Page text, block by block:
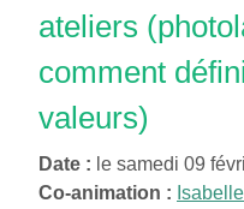
ateliers
comment
valeurs)
Date : le samedi 09
Co-animation :